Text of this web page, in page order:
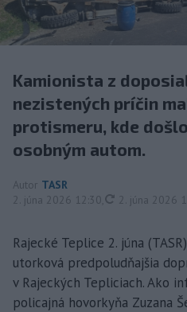
Kamionista z
nezistených príčin
protismeru, kde
osobným autom.
Autor TASR
2. júna 2026 12:30
aktualizované
2. júna 2026
Rajecké Teplice 2. júna
utorková predpoludňajšia
v Rajeckých Tepliciach. Ako
policajná hovorkyňa Zuzana